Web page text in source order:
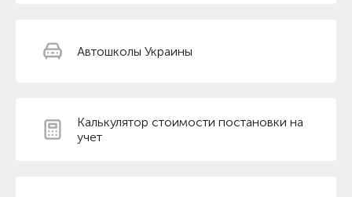
Автошколы Украины
Калькулятор стоимости постановки на
учет